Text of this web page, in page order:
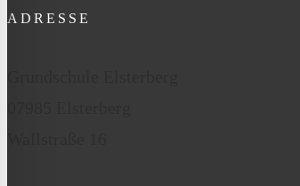
ADRESSE